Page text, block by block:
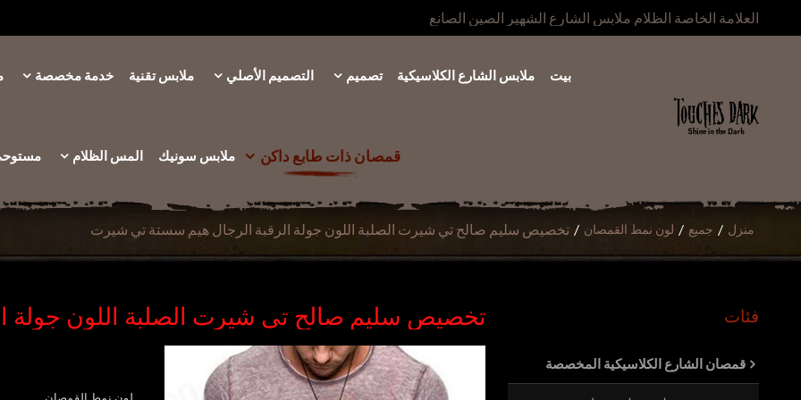
العلامة الخاصة الظلام ملابس الشارع الشهير الصين الصانع
بيت ملابس الشارع الكلاسيكية تصميم التصميم الأصلي ملابس تقنية خدمة مخصصة
قمصان ذات طابع داكن ملابس سونيك المس الظلام
منزل / جميع / لون نمط القمصان / تخصيص سليم صالح تي شيرت الصلبة اللون جولة الرقبة الرجال هيم سستة تي شيرت
تخصيص سليم صالح تي شيرت الصلبة اللون جولة
لون نمط القمصان
فئات
قمصان الشارع الكلاسيكية المخصصة